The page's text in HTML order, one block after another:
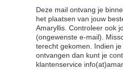
Deze mail ontvang je
het plaatsen van jouw
Amaryllis. Controleer ook
(ongewenste e-mail).
terecht gekomen. Indien
ontvangen dan kunt je
klantenservice